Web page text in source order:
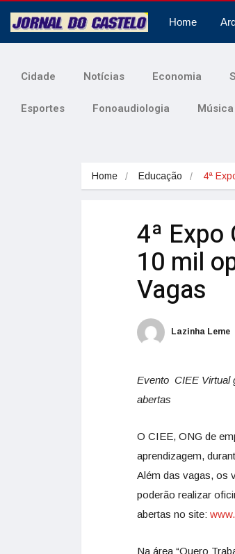
Home
Cidade Notícias Economia
Esportes Fonoaudiologia Música
Home Educação 4ª
4ª
10 mil
Vagas
Lazinha Leme
Evento CIEE Virtual
abertas
O CIEE, ONG de
aprendizagem,
Além das vagas, os
poderão realizar
abertas no site:
Na área “Quero